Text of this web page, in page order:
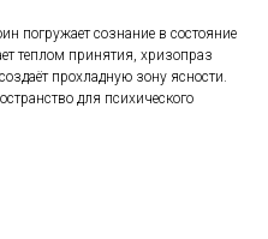
погружает сознание в состояние
теплом принятия, хризопраз
прохладную зону ясности.
для психического